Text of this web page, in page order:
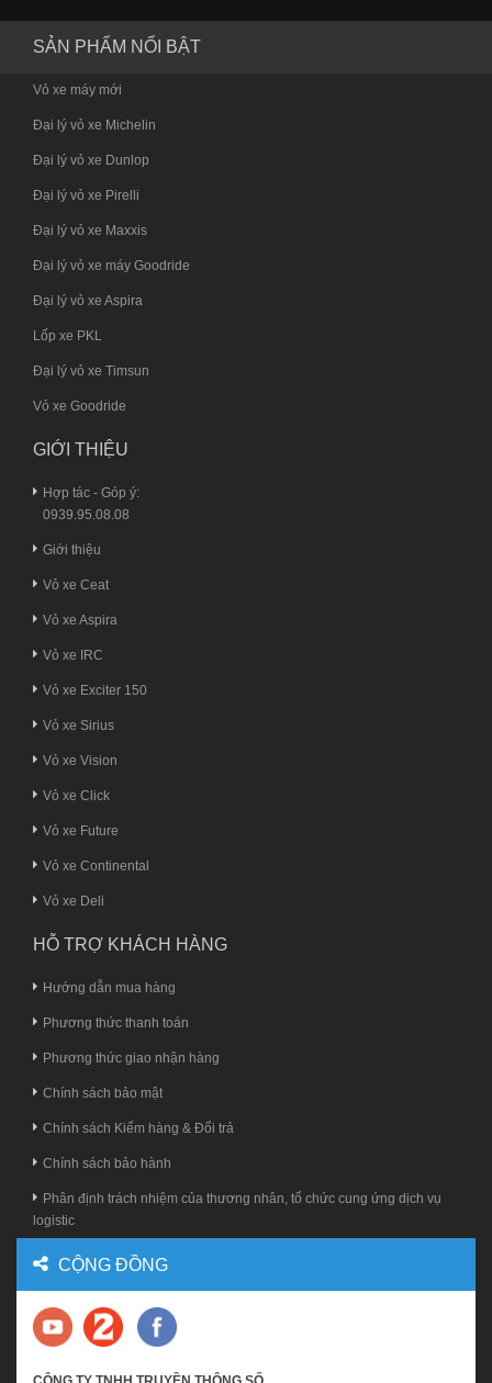
SẢN PHẨM NỔI BẬT
Vỏ xe máy mới
Đại lý vỏ xe Michelin
Đại lý vỏ xe Dunlop
Đại lý vỏ xe Pirelli
Đại lý vỏ xe Maxxis
Đại lý vỏ xe máy Goodride
Đại lý vỏ xe Aspira
Lốp xe PKL
Đại lý vỏ xe Timsun
Vỏ xe Goodride
GIỚI THIỆU
Hợp tác - Góp ý:
0939.95.08.08
Giới thiệu
Vỏ xe Ceat
Vỏ xe Aspira
Vỏ xe IRC
Vỏ xe Exciter 150
Vỏ xe Sirius
Vỏ xe Vision
Vỏ xe Click
Vỏ xe Future
Vỏ xe Continental
Vỏ xe Deli
HỖ TRỢ KHÁCH HÀNG
Hướng dẫn mua hàng
Phương thức thanh toán
Phương thức giao nhận hàng
Chính sách bảo mật
Chính sách Kiểm hàng & Đổi trả
Chính sách bảo hành
Phân định trách nhiệm của thương nhân, tổ chức cung ứng dịch vụ
logistic
CỘNG ĐỒNG